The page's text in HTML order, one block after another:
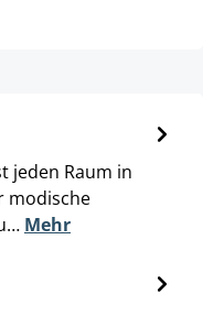
jeden Raum in
modische
Mehr